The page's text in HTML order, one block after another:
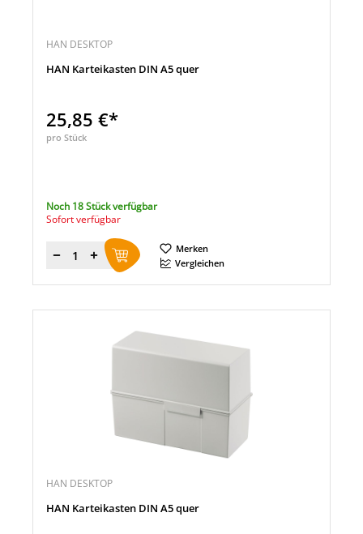
HAN DESKTOP
HAN Karteikasten DIN A5 quer
25,85 €*
pro Stück
Noch 18 Stück verfügbar
Sofort verfügbar
Menge
Merken
Vergleichen
HAN DESKTOP
HAN Karteikasten DIN A5 quer